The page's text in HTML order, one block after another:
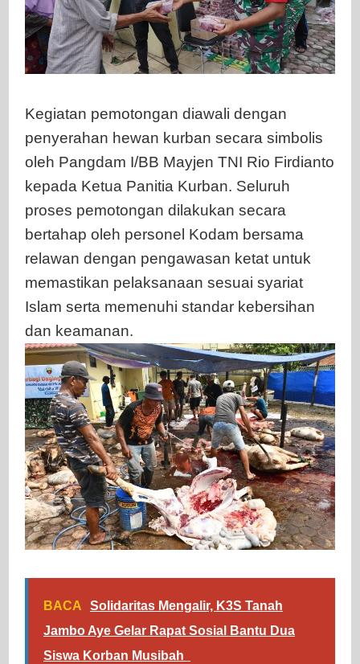
Kegiatan pemotongan diawali dengan
penyerahan hewan kurban secara simbolis
oleh Pangdam I/BB Mayjen TNI Rio Firdianto
kepada Ketua Panitia Kurban. Seluruh
proses pemotongan dilakukan secara
bertahap oleh personel Kodam bersama
relawan dengan pengawasan ketat untuk
memastikan pelaksanaan sesuai syariat
Islam serta memenuhi standar kebersihan
dan keamanan.
BACA
Solidaritas Mengalir, K3S Tanah
Jambo Aye Gelar Rapat Sosial Bantu Dua
Siswa Korban Musibah